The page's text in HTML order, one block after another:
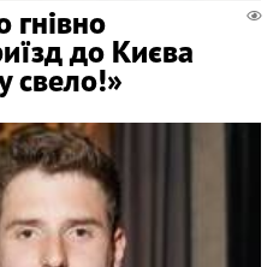
до Києва
свело!»